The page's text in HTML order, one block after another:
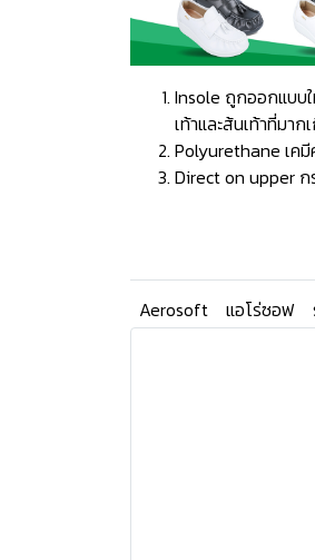
Insole ถูกออกแบบ
เท้าและส้นเท้าที่มา
Polyurethane เค
Direct on upper ก
Aerosoft แอโร่ซอฟ